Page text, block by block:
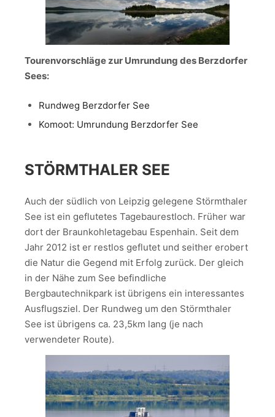
Tourenvorschläge zur Umrundung des Berzdorfer
Sees:
Rundweg Berzdorfer See
Komoot: Umrundung Berzdorfer See
STÖRMTHALER SEE
Auch der südlich von Leipzig gelegene Störmthaler
See ist ein geflutetes Tagebaurestloch. Früher war
dort der Braunkohletagebau Espenhain. Seit dem
Jahr 2012 ist er restlos geflutet und seither erobert
die Natur die Gegend mit Erfolg zurück. Der gleich
in der Nähe zum See befindliche
Bergbautechnikpark ist übrigens ein interessantes
Ausflugsziel. Der Rundweg um den Störmthaler
See ist übrigens ca. 23,5km lang (je nach
verwendeter Route).